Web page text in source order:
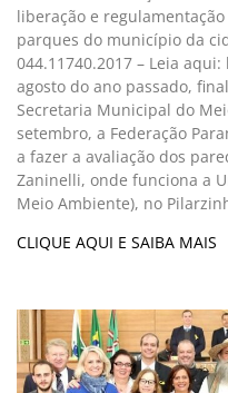
liberação e
parques do município da
044.11740.2017 – Leia
agosto do ano passado,
Secretaria Municipal do
setembro, a Federação
a fazer a avaliação dos
Zaninelli, onde funciona a
Meio Ambiente), no
CLIQUE AQUI E SAIBA MAIS